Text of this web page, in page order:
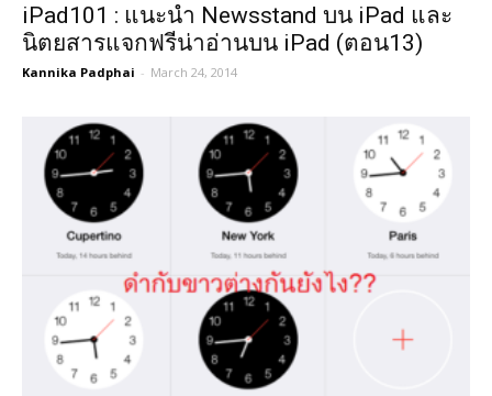
iPad101 : แนะนำ Newsstand บน iPad และ
นิตยสารแจกฟรีน่าอ่านบน iPad (ตอน13)
Kannika Padphai - March 24, 2014